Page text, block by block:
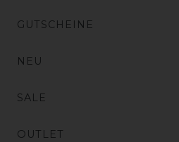
GUTSCHEINE
NEU
SALE
OUTLET